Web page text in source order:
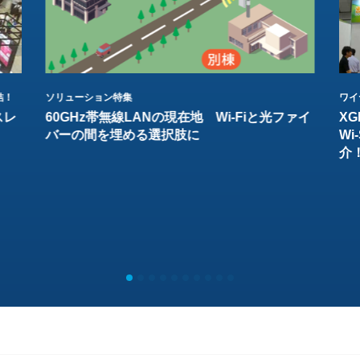
レ
ソリューション特集
60GHz帯無線LANの現在地 Wi-Fiと光ファイ
バーの間を埋める選択肢に
ワ
介